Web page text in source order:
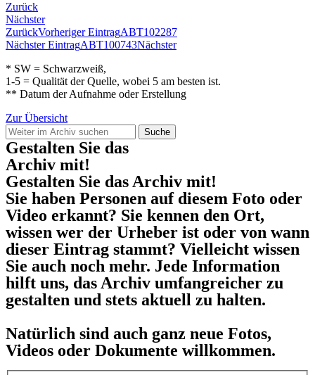
Zurück
Nächster
ZurückVorheriger EintragABT102287
Nächster EintragABT100743Nächster
* SW = Schwarzweiß,
1-5 = Qualität der Quelle, wobei 5 am besten ist.
** Datum der Aufnahme oder Erstellung
Zur Übersicht
Suche
Gestalten Sie das
Archiv mit!
Gestalten Sie das Archiv mit!
Sie haben Personen auf diesem Foto oder
Video erkannt? Sie kennen den Ort,
wissen wer der Urheber ist oder von wann
dieser Eintrag stammt? Vielleicht wissen
Sie auch noch mehr. Jede Information
hilft uns, das Archiv umfangreicher zu
gestalten und stets aktuell zu halten.
Natürlich sind auch ganz neue Fotos,
Videos oder Dokumente willkommen.